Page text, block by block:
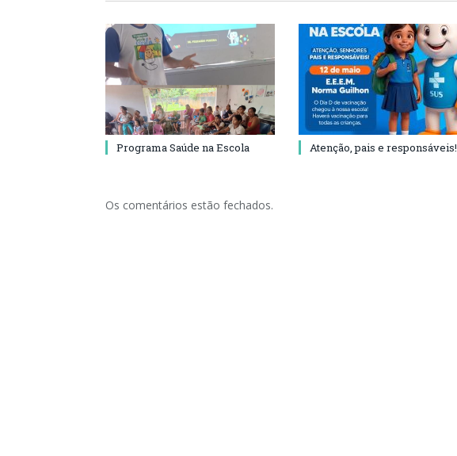
Programa Saúde na Escola Atenção, pais e responsáveis!
Os comentários estão fechados.